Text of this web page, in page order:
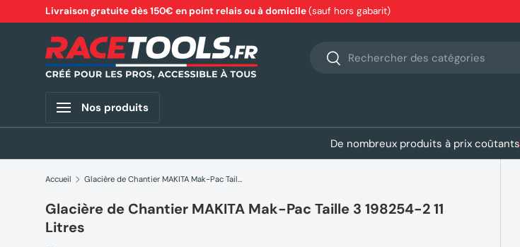
Aller au contenu
Livraison gratuite dès 150€ en point relais ou à domicile(sauf hors gabarit)
Recherche
Rechercher
Nos produits
De nombreux produits à prix coûtants
Accueil Glacière de Chantier MAKITA Mak-Pac Taille 3 198254-2 11 Litres
Glacière de Chantier MAKITA Mak-Pac Taille 3 198254-2 11
Litres